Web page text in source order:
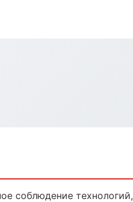
соблюдение технологий,